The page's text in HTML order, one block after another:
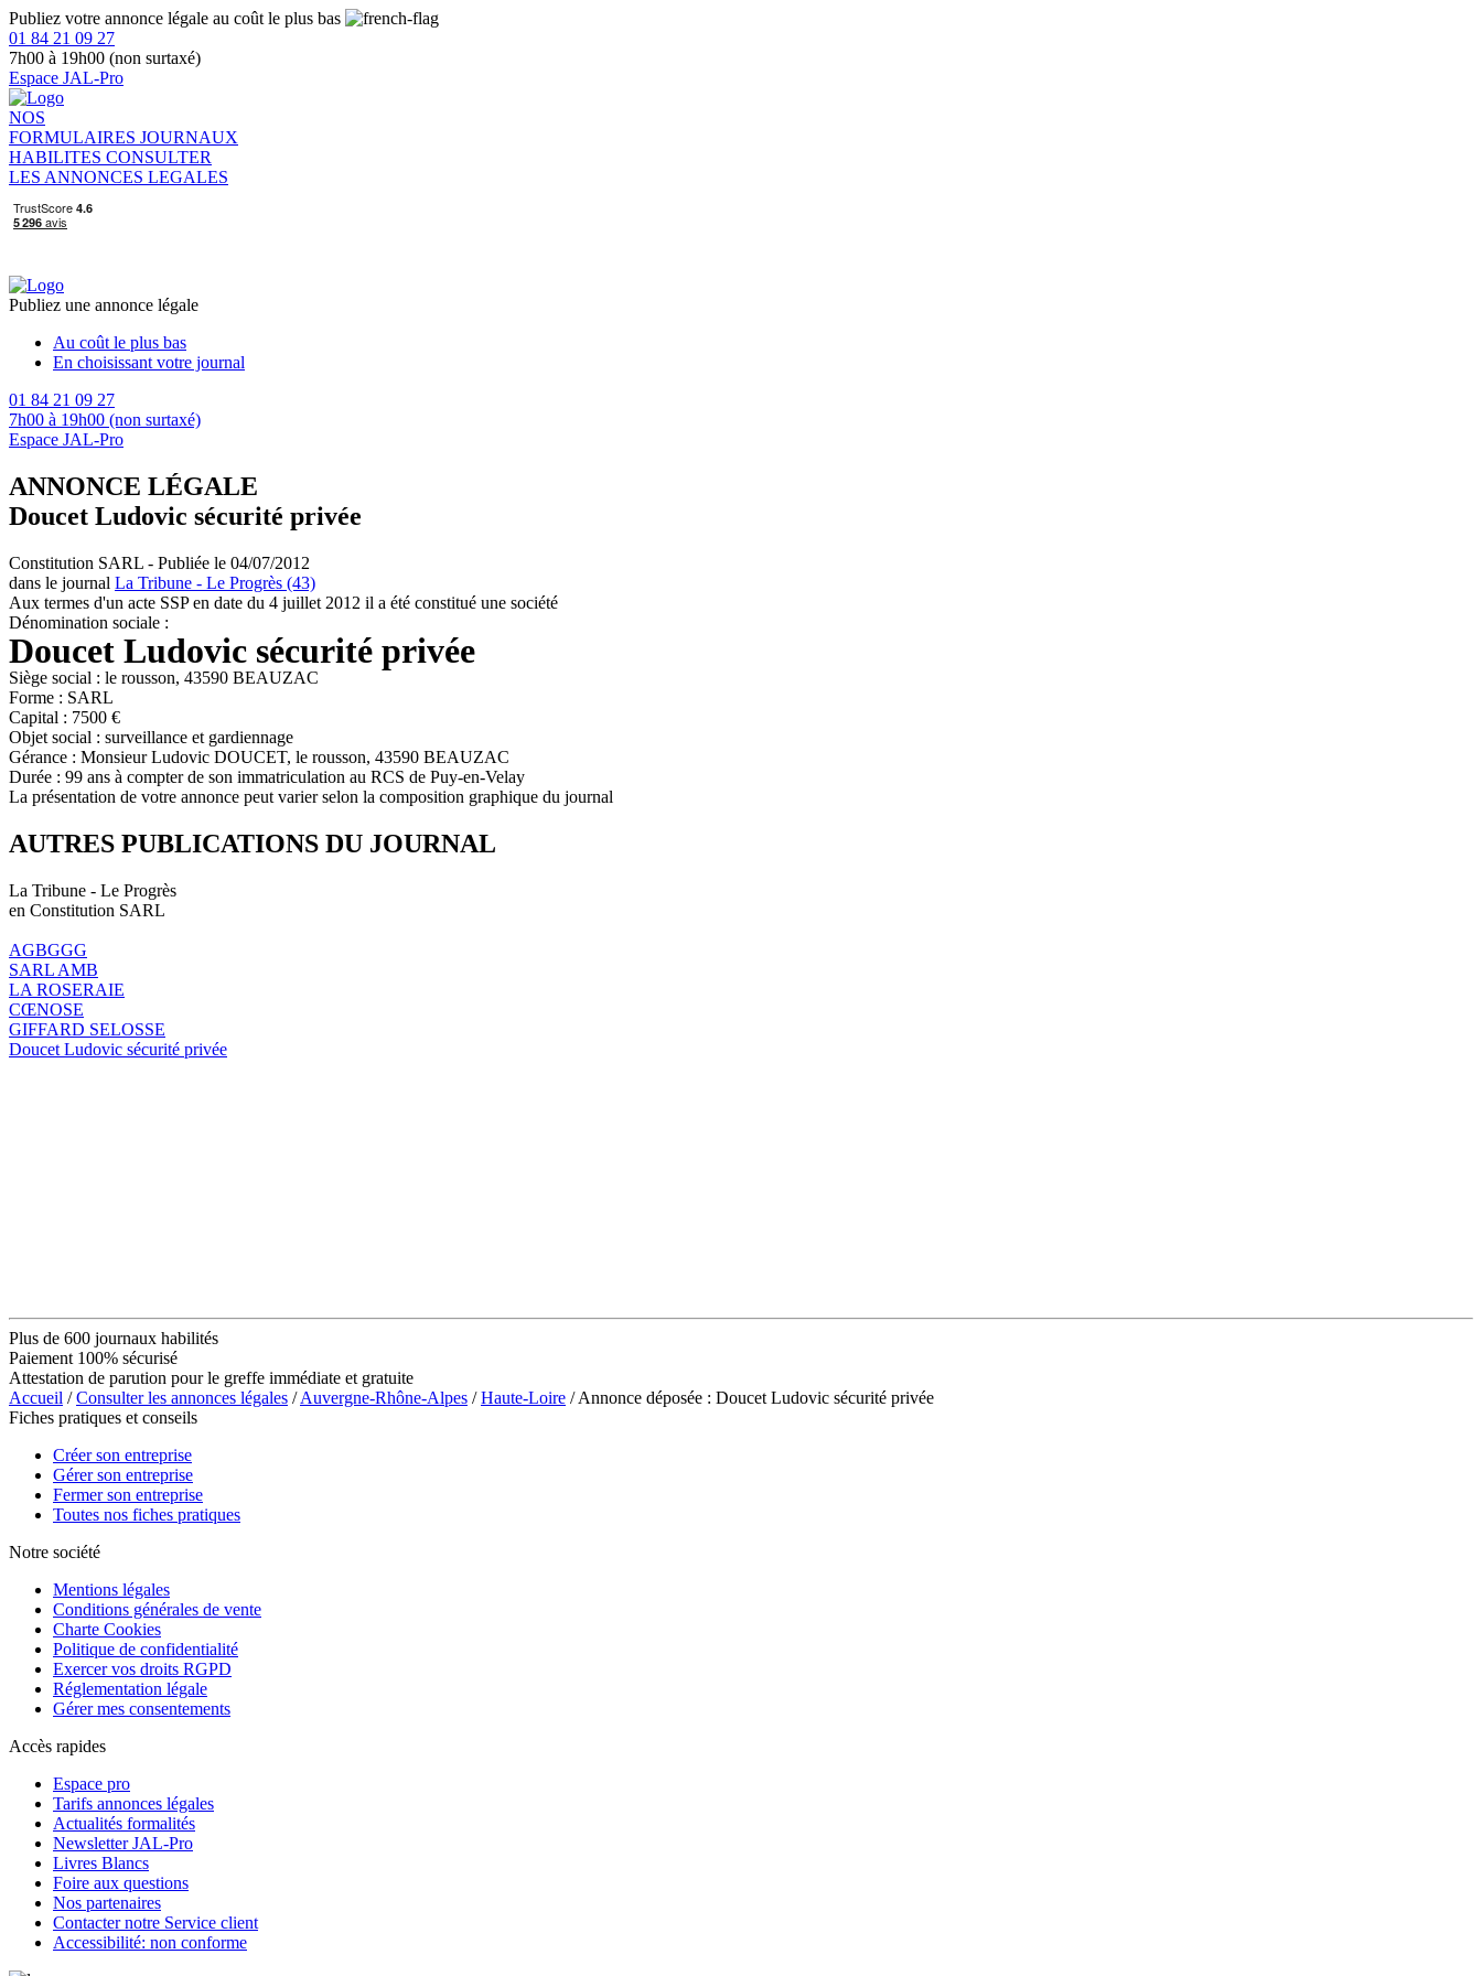
Publiez votre annonce légale au coût le plus bas
01 84 21 09 27
7h00 à 19h00 (non surtaxé)
Espace JAL-Pro
NOS
FORMULAIRES JOURNAUX
HABILITES CONSULTER
LES ANNONCES LEGALES
Publiez une annonce légale
Au coût le plus bas
En choisissant votre journal
01 84 21 09 27
7h00 à 19h00 (non surtaxé)
Espace JAL-Pro
ANNONCE LÉGALE
Doucet Ludovic sécurité privée
Constitution SARL - Publiée le 04/07/2012
dans le journal La Tribune - Le Progrès (43)
Aux termes d'un acte SSP en date du 4 juillet 2012 il a été constitué une société
Dénomination sociale :
Doucet Ludovic sécurité privée
Siège social : le rousson, 43590 BEAUZAC
Forme : SARL
Capital : 7500 €
Objet social : surveillance et gardiennage
Gérance : Monsieur Ludovic DOUCET, le rousson, 43590 BEAUZAC
Durée : 99 ans à compter de son immatriculation au RCS de Puy-en-Velay
La présentation de votre annonce peut varier selon la composition graphique du journal
AUTRES PUBLICATIONS DU JOURNAL
La Tribune - Le Progrès
en Constitution SARL
AGBGGG
SARL AMB
LA ROSERAIE
CŒNOSE
GIFFARD SELOSSE
Doucet Ludovic sécurité privée
Plus de 600 journaux habilités
Paiement 100% sécurisé
Attestation de parution pour le greffe immédiate et gratuite
Accueil /Consulter les annonces légales /Auvergne-Rhône-Alpes /Haute-Loire / Annonce déposée : Doucet Ludovic sécurité privée
Fiches pratiques et conseils
Créer son entreprise
Gérer son entreprise
Fermer son entreprise
Toutes nos fiches pratiques
Notre société
Mentions légales
Conditions générales de vente
Charte Cookies
Politique de confidentialité
Exercer vos droits RGPD
Réglementation légale
Gérer mes consentements
Accès rapides
Espace pro
Tarifs annonces légales
Actualités formalités
Newsletter JAL-Pro
Livres Blancs
Foire aux questions
Nos partenaires
Contacter notre Service client
Accessibilité: non conforme